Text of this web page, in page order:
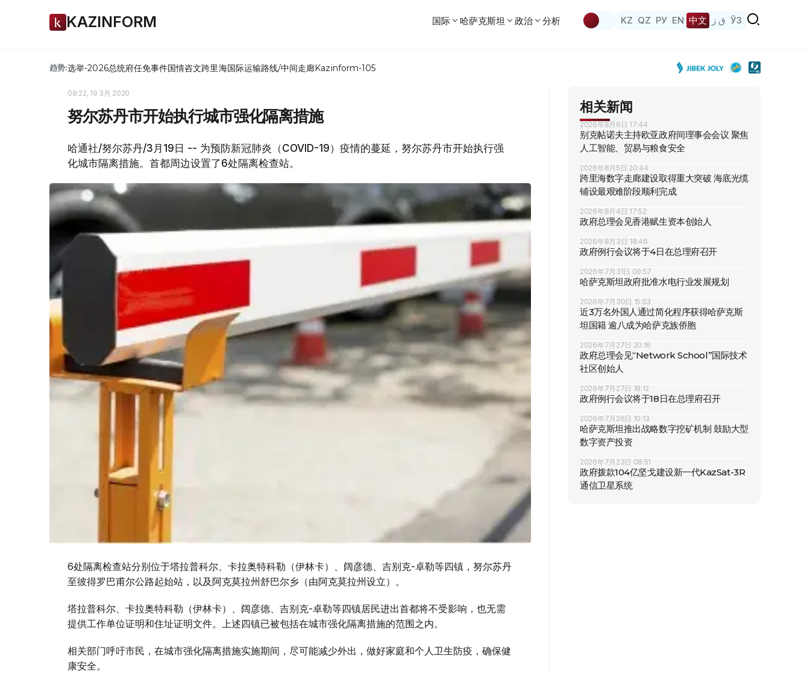
KAZINFORM 国际 哈萨克斯坦 政治 分析 KZ QZ РУ EN 中文 ق ز ЎЗ
趋势:选举-2026总统府任免事件国情咨文跨里海国际运输路线/中间走廊Kazinform-105
08:22, 19 3月 2020
努尔苏丹市开始执行城市强化隔离措施
哈通社/努尔苏丹/3月19日 -- 为预防新冠肺炎（COVID-19）疫情的蔓延，努尔苏丹市开始执行强
化城市隔离措施。首都周边设置了6处隔离检查站。
6处隔离检查站分别位于塔拉普科尔、卡拉奥特科勒（伊林卡）、阔彦德、吉别克-卓勒等四镇，努尔苏丹
至彼得罗巴甫尔公路起始站，以及阿克莫拉州舒巴尔乡（由阿克莫拉州设立）。
塔拉普科尔、卡拉奥特科勒（伊林卡）、阔彦德、吉别克-卓勒等四镇居民进出首都将不受影响，也无需
提供工作单位证明和住址证明文件。上述四镇已被包括在城市强化隔离措施的范围之内。
相关部门呼吁市民，在城市强化隔离措施实施期间，尽可能减少外出，做好家庭和个人卫生防疫，确保健
康安全。
相关新闻
2026年8月6日 17:44
别克帖诺夫主持欧亚政府间理事会会议 聚焦
人工智能、贸易与粮食安全
2026年8月5日 20:44
跨里海数字走廊建设取得重大突破 海底光缆
铺设最艰难阶段顺利完成
2026年8月4日 17:52
政府总理会见香港赋生资本创始人
2026年8月3日 18:46
政府例行会议将于4日在总理府召开
2026年7月31日 09:57
哈萨克斯坦政府批准水电行业发展规划
2026年7月30日 15:53
近3万名外国人通过简化程序获得哈萨克斯
坦国籍 逾八成为哈萨克族侨胞
2026年7月27日 20:16
政府总理会见“Network School”国际技术
社区创始人
2026年7月27日 18:12
政府例行会议将于18日在总理府召开
2026年7月26日 10:13
哈萨克斯坦推出战略数字挖矿机制 鼓励大型
数字资产投资
2026年7月23日 08:51
政府拨款104亿坚戈建设新一代KazSat-3R
通信卫星系统